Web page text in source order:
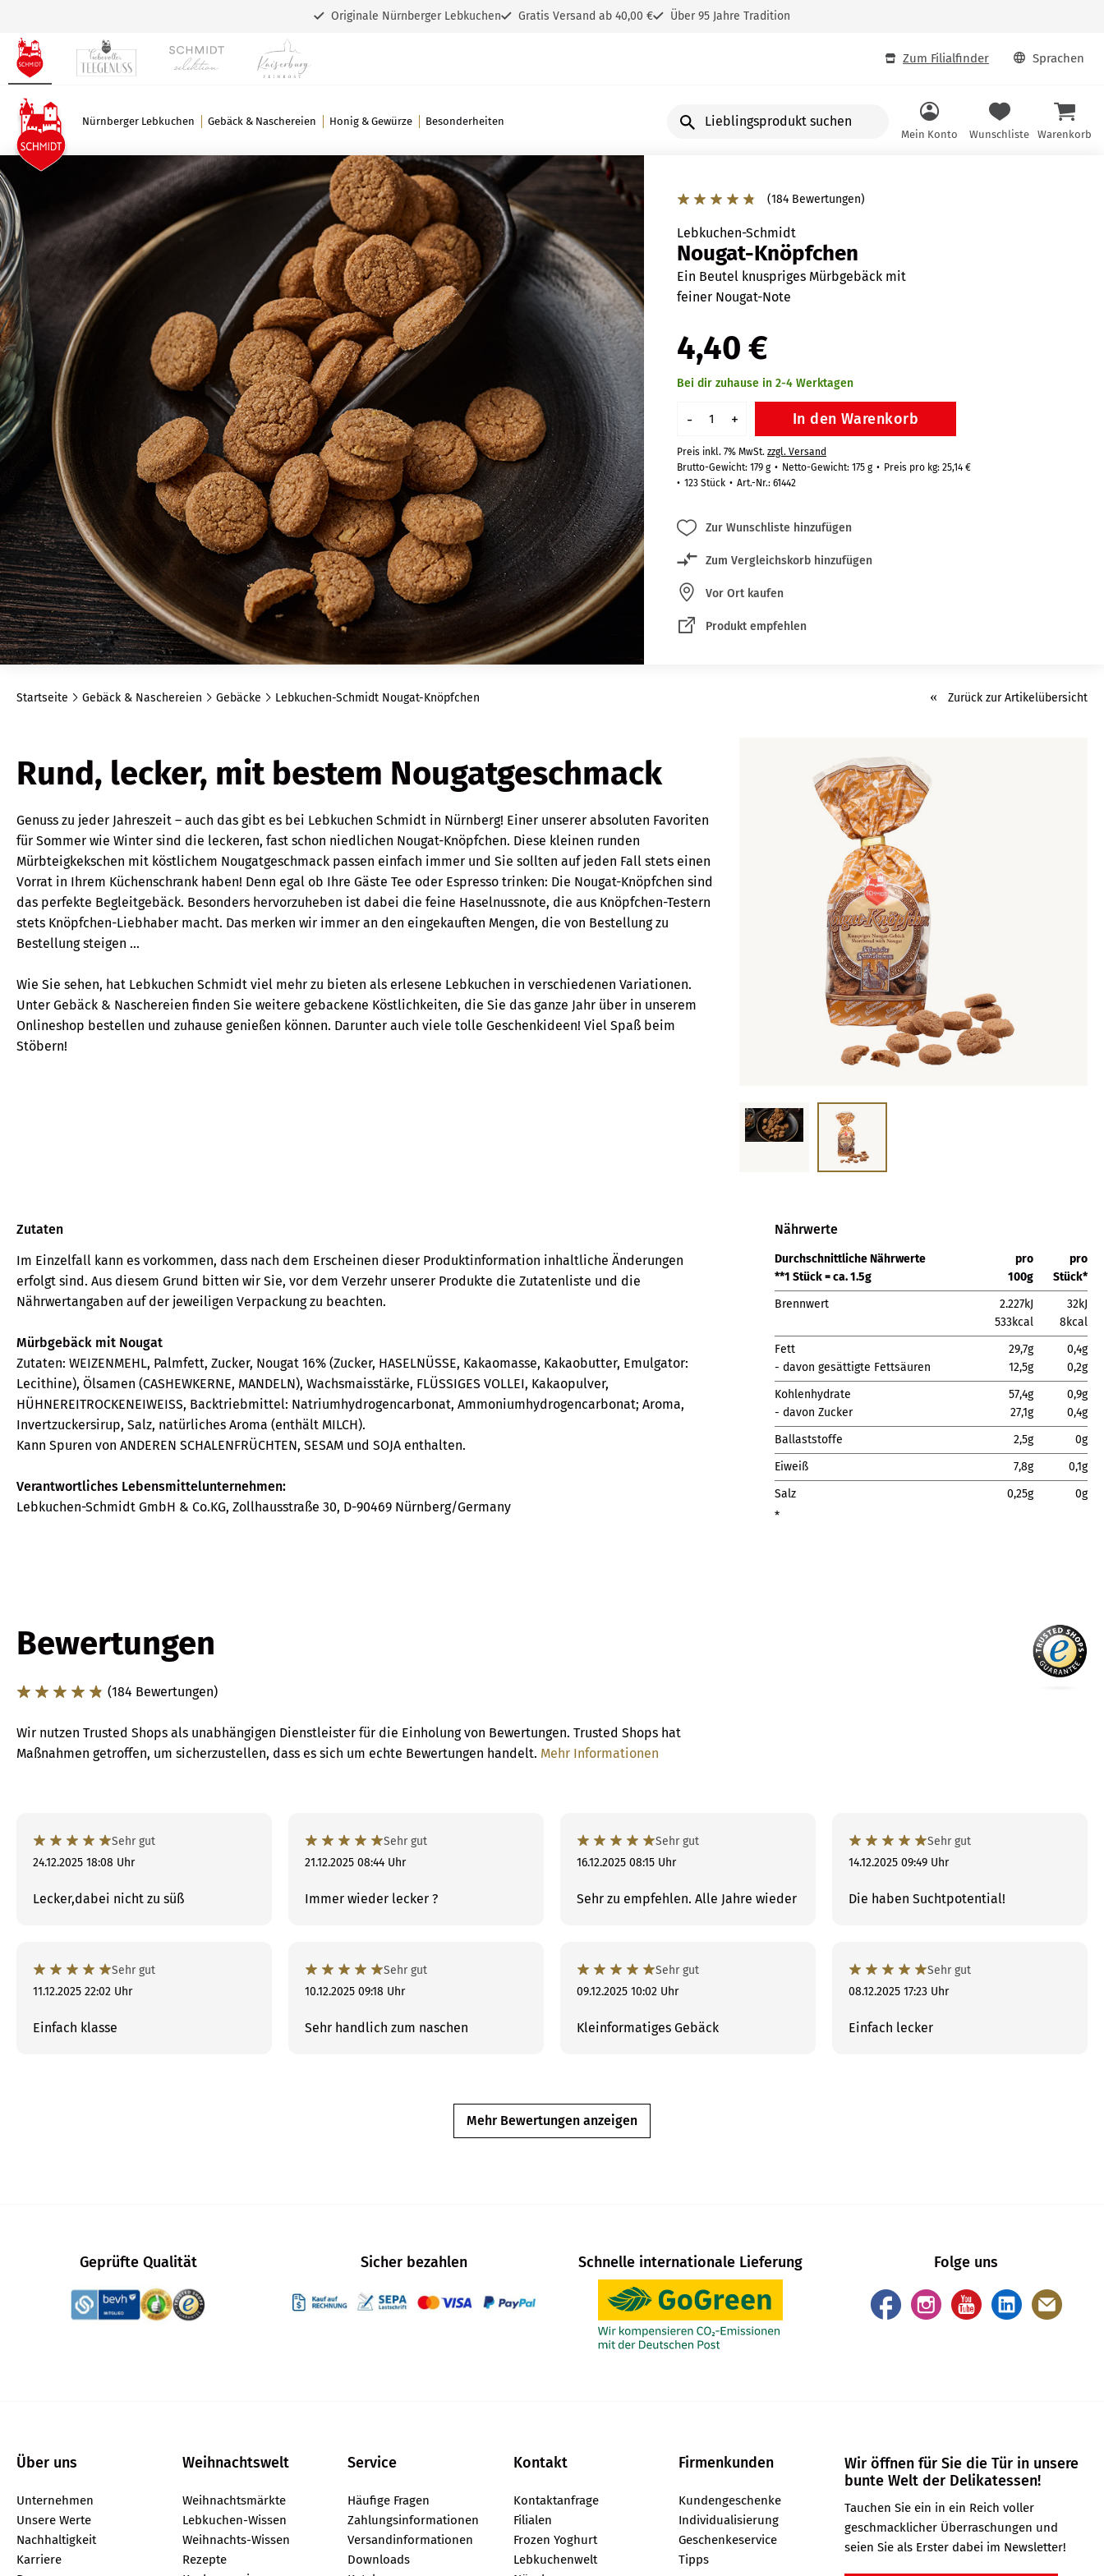
Originale Nürnberger Lebkuchen Gratis Versand ab 40,00 € Über 95 Jahre Tradition
Zum Filialfinder Sprachen
Nürnberger Lebkuchen Gebäck & Naschereien Honig & Gewürze Besonderheiten
Lieblingsprodukt
suchen
Mein Konto Wunschliste Warenkorb
(184 Bewertungen)
Lebkuchen-Schmidt
Nougat-Knöpfchen
Ein Beutel knuspriges Mürbgebäck mit
feiner Nougat-Note
4,40 €
Bei dir zuhause in 2-4 Werktagen
+
- In den Warenkorb
Preis inkl. 7% MwSt. zzgl. Versand
Brutto-Gewicht: 179 g
Netto-Gewicht: 175 g
Preis pro kg: 25,14 €
123 Stück
Art.-Nr.: 61442
Zur Wunschliste hinzufügen
Zum Vergleichskorb hinzufügen
Vor Ort kaufen
Produkt empfehlen
Startseite Gebäck & Naschereien Gebäcke Lebkuchen-Schmidt Nougat-Knöpfchen Zurück zur Artikelübersicht
Rund, lecker, mit bestem Nougatgeschmack
Genuss zu jeder Jahreszeit – auch das gibt es bei Lebkuchen Schmidt in Nürnberg! Einer unserer absoluten Favoriten
für Sommer wie Winter sind die leckeren, fast schon niedlichen Nougat-Knöpfchen. Diese kleinen runden
Mürbteigkekschen mit köstlichem Nougatgeschmack passen einfach immer und Sie sollten auf jeden Fall stets einen
Vorrat in Ihrem Küchenschrank haben! Denn egal ob Ihre Gäste Tee oder Espresso trinken: Die Nougat-Knöpfchen sind
das perfekte Begleitgebäck. Besonders hervorzuheben ist dabei die feine Haselnussnote, die aus Knöpfchen-Testern
stets Knöpfchen-Liebhaber macht. Das merken wir immer an den eingekauften Mengen, die von Bestellung zu
Bestellung steigen ...
Wie Sie sehen, hat Lebkuchen Schmidt viel mehr zu bieten als erlesene Lebkuchen in verschiedenen Variationen.
Unter Gebäck & Naschereien finden Sie weitere gebackene Köstlichkeiten, die Sie das ganze Jahr über in unserem
Onlineshop bestellen und zuhause genießen können. Darunter auch viele tolle Geschenkideen! Viel Spaß beim
Stöbern!
Zutaten
Im Einzelfall kann es vorkommen, dass nach dem Erscheinen dieser Produktinformation inhaltliche Änderungen
erfolgt sind. Aus diesem Grund bitten wir Sie, vor dem Verzehr unserer Produkte die Zutatenliste und die
Nährwertangaben auf der jeweiligen Verpackung zu beachten.
Mürbgebäck mit Nougat
Zutaten: WEIZENMEHL, Palmfett, Zucker, Nougat 16% (Zucker, HASELNÜSSE, Kakaomasse, Kakaobutter, Emulgator:
Lecithine), Ölsamen (CASHEWKERNE, MANDELN), Wachsmaisstärke, FLÜSSIGES VOLLEI, Kakaopulver,
HÜHNEREITROCKENEIWEISS, Backtriebmittel: Natriumhydrogencarbonat, Ammoniumhydrogencarbonat; Aroma,
Invertzuckersirup, Salz, natürliches Aroma (enthält MILCH).
Kann Spuren von ANDEREN SCHALENFRÜCHTEN, SESAM und SOJA enthalten.
Verantwortliches Lebensmittelunternehmen:
Lebkuchen-Schmidt GmbH & Co.KG, Zollhausstraße 30, D-90469 Nürnberg/Germany
Nährwerte
Durchschnittliche Nährwerte
**1 Stück = ca. 1.5g
pro
100g
pro
Stück*
Brennwert
2.227kJ
533kcal
32kJ
8kcal
Fett
- davon gesättigte Fettsäuren
29,7g
12,5g
0,4g
0,2g
Kohlenhydrate
- davon Zucker
57,4g
27,1g
0,9g
0,4g
Ballaststoffe
2,5g
0g
Eiweiß
7,8g
0,1g
Salz
0,25g
0g
*
Bewertungen
(184 Bewertungen)
Wir nutzen Trusted Shops als unabhängigen Dienstleister für die Einholung von Bewertungen. Trusted Shops hat
Maßnahmen getroffen, um sicherzustellen, dass es sich um echte Bewertungen handelt. Mehr Informationen
Sehr gut
24.12.2025 18:08 Uhr
Lecker,dabei nicht zu süß
Sehr gut
21.12.2025 08:44 Uhr
Immer wieder lecker ?
Sehr gut
16.12.2025 08:15 Uhr
Sehr zu empfehlen. Alle Jahre wieder
Sehr gut
14.12.2025 09:49 Uhr
Die haben Suchtpotential!
Sehr gut
11.12.2025 22:02 Uhr
Einfach klasse
Sehr gut
10.12.2025 09:18 Uhr
Sehr handlich zum naschen
Sehr gut
09.12.2025 10:02 Uhr
Kleinformatiges Gebäck
Sehr gut
08.12.2025 17:23 Uhr
Einfach lecker
Mehr Bewertungen anzeigen
Geprüfte Qualität Sicher bezahlen Schnelle internationale Lieferung Folge uns
Über uns
Unternehmen
Unsere Werte
Nachhaltigkeit
Karriere
Weihnachtswelt
Weihnachtsmärkte
Lebkuchen-Wissen
Weihnachts-Wissen
Rezepte
Service
Häufige Fragen
Zahlungsinformationen
Versandinformationen
Downloads
Kontakt
Kontaktanfrage
Filialen
Frozen Yoghurt
Lebkuchenwelt
Firmenkunden
Kundengeschenke
Individualisierung
Geschenkeservice
Tipps
Wir öffnen für Sie die Tür in unsere
bunte Welt der Delikatessen!
Tauchen Sie ein in ein Reich voller
geschmacklicher Überraschungen und
seien Sie als Erster dabei im Newsletter!